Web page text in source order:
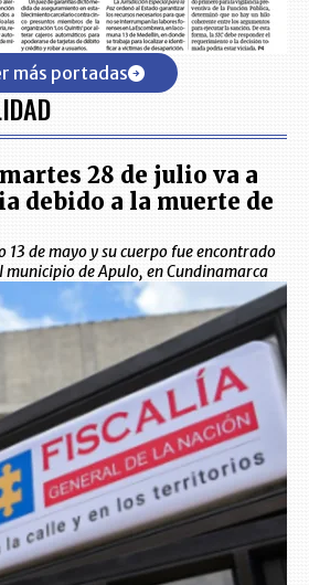
más portadas
28 de julio va a
debido a la muerte de
13 de mayo y su cuerpo fue encontrado
municipio de Apulo, en Cundinamarca